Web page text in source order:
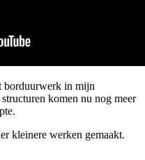
borduurwerk in mijn
komen nu nog meer
kleinere werken gemaakt.